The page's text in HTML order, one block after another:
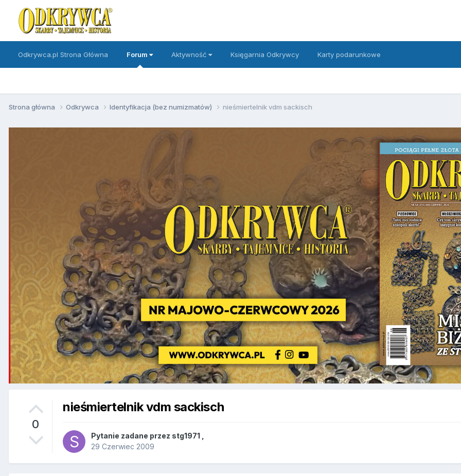
Odkrywca.pl Strona Główna Forum Aktywność Księgarnia Odkrywcy Karty podarunkowe
Strona główna Odkrywca Identyfikacja (bez numizmatów) nieśmiertelnik vdm sackisch
0
nieśmiertelnik vdm sackisch
Pytanie zadane przez stg1971
29 Czerwiec 2009